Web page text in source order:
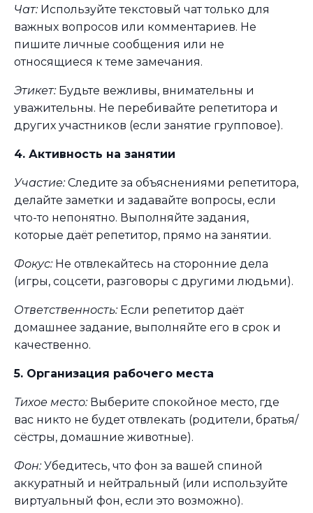
Чат:Используйте текстовый чат только для
важных вопросов или комментариев. Не
пишите личные сообщения или не
относящиеся к теме замечания.
Этикет:Будьте вежливы, внимательны и
уважительны. Не перебивайте репетитора и
других участников (если занятие групповое).
4. Активность на занятии
Участие:Следите за объяснениями репетитора,
делайте заметки и задавайте вопросы, если
что-то непонятно. Выполняйте задания,
которые даёт репетитор, прямо на занятии.
Фокус:Не отвлекайтесь на сторонние дела
(игры, соцсети, разговоры с другими людьми).
Ответственность:Если репетитор даёт
домашнее задание, выполняйте его в срок и
качественно.
5. Организация рабочего места
Тихое место:Выберите спокойное место, где
вас никто не будет отвлекать (родители, братья/
сёстры, домашние животные).
Фон:Убедитесь, что фон за вашей спиной
аккуратный и нейтральный (или используйте
виртуальный фон, если это возможно).